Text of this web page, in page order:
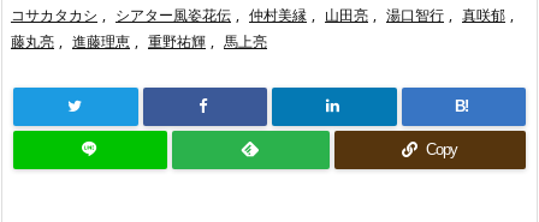
コサカタカシ , シアター風姿花伝 , 仲村美縁 , 山田亮 , 湯口智行 , 真咲郁 ,
藤丸亮 , 進藤理恵 , 重野祐輝 , 馬上亮
B!
Copy